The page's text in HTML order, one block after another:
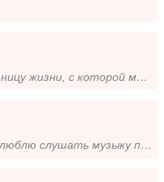
Хоется найти спутницу жизни, с которой можно было бы быть в месте на всегда. Я простой парень, работящий не пьющий, в об...
Рост 180 работаю люблю слушать музыку прогулки и кататься на автомобиле)))